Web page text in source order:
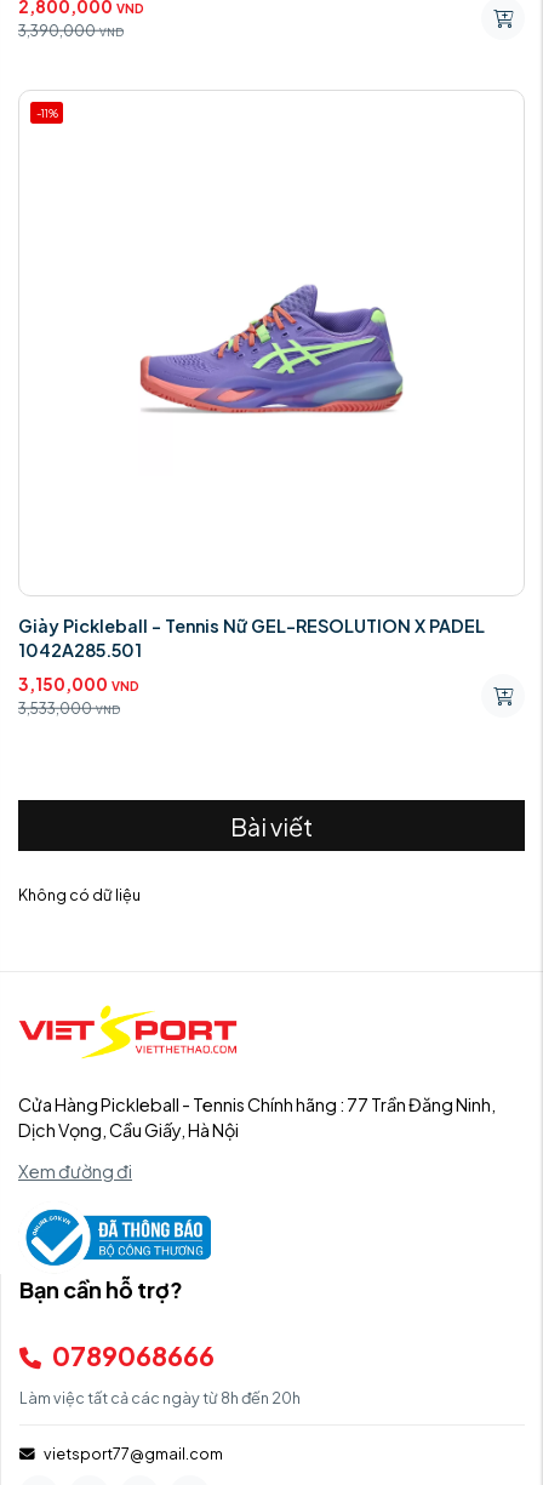
2,800,000 VND
3,390,000 VND
-11%
Giày Pickleball - Tennis Nữ GEL-RESOLUTION X PADEL
1042A285.501
3,150,000 VND
3,533,000 VND
Bài viết
Không có dữ liệu
Cửa Hàng Pickleball - Tennis Chính hãng : 77 Trần Đăng Ninh,
Dịch Vọng, Cầu Giấy, Hà Nội
Xem đường đi
Bạn cần hỗ trợ?
0789068666
Làm việc tất cả các ngày từ 8h đến 20h
vietsport77@gmail.com